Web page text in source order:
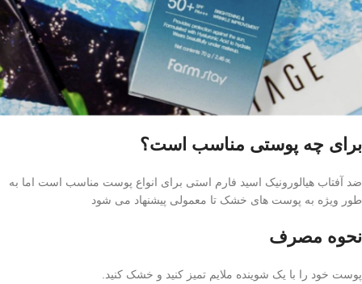
برای چه پوستی مناسب است؟
ضد آفتاب هیالورونیک اسید فارم استی برای انواع پوست مناسب است اما به
طور ویژه به پوست های خشک تا معمولی پیشنهاد می شود
نحوه مصرف
پوست خود را با یک شوینده ملایم تمیز کنید و خشک کنید.